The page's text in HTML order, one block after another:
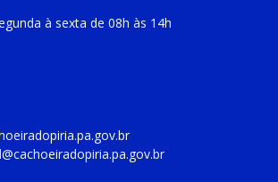
à sexta de 08h às 14h